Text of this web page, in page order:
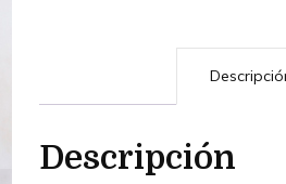
Descripción